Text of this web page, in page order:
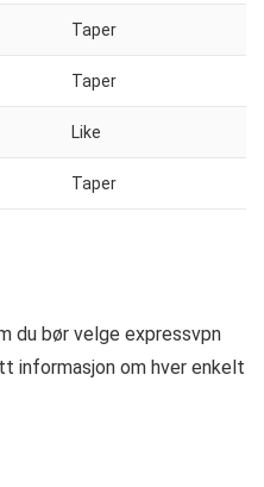
Taper
Taper
Like
Taper
du bør velge expressvpn
informasjon om hver enkelt